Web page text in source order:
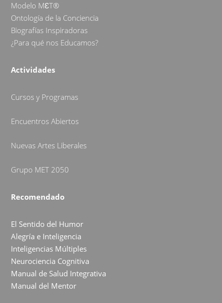
Modelo MƐT®
Ontología de la Conciencia
Biografías Inspiradoras
¿Para qué nos Educamos?
Actividades
Cursos y Programas
Encuentros Abiertos
Nuevas Artes Liberales
Grupo MET 2050
Recomendado
El Sentido del Humor
Alegría e Inteligencia
Inteligencias Múltiples
Neurociencia Cognitiva
Manual de Salud Integrativa
Manual del Mentor